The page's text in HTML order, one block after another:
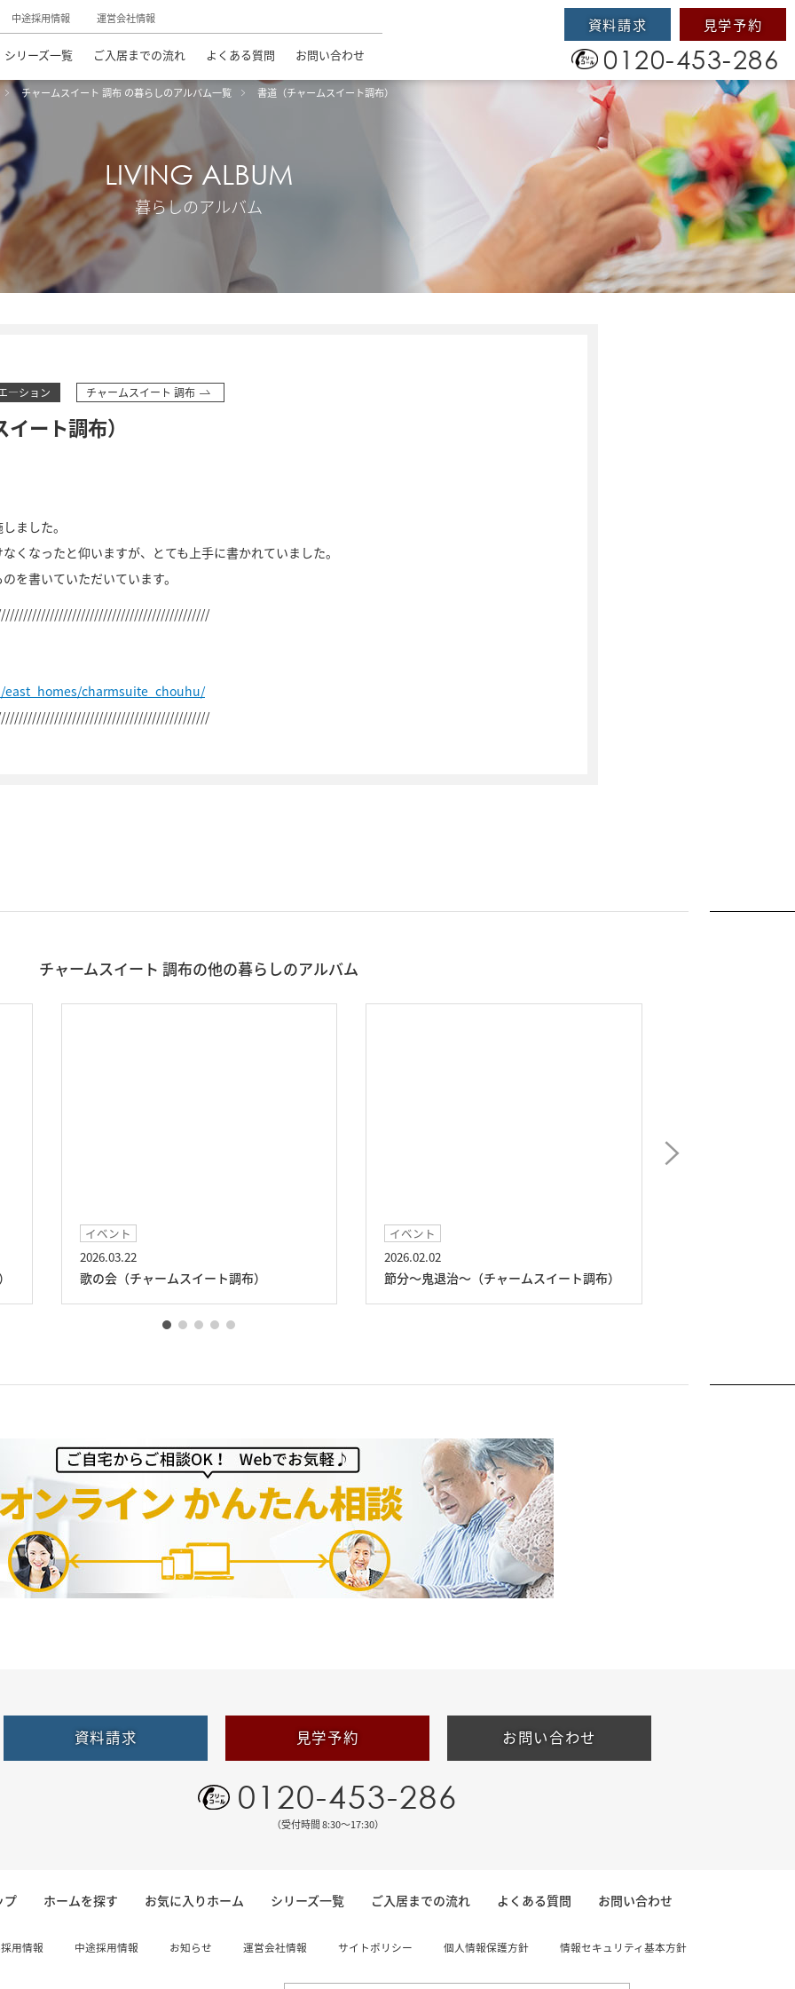
中途採用情報 運営会社情報
シリーズ一覧 ご入居までの流れ よくある質問 お問い合わせ
資料請求 見学予約
0120-453-286
チャームスイート 調布 の暮らしのアルバム一覧 書道（チャームスイート調布）
LIVING ALBUM
暮らしのアルバム
―ション チャームスイート 調布
ート調布）
ました。
くなったと仰いますが、とても上手に書かれていました。
を書いていただいています。
charmsuite_chouhu/
チャームスイート 調布の他の暮らしのアルバム
イベント
2026.03.22
歌の会（チャームスイート調布）
イベント
2026.02.02
節分～鬼退治～（チャームスイート調布）
資料請求 見学予約 お問い合わせ
0120-453-286
（受付時間 8:30〜17:30）
プ ホームを探す お気に入りホーム シリーズ一覧 ご入居までの流れ よくある質問 お問い合わせ
用情報 中途採用情報 お知らせ 運営会社情報 サイトポリシー 個人情報保護方針 情報セキュリティ基本方針